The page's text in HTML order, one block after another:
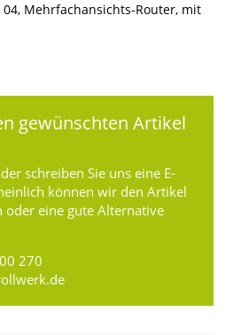
Mehrfachansichts-Router, mit
gewünschten Artikel
schreiben Sie uns eine E-
können wir den Artikel
oder eine gute Alternative
270